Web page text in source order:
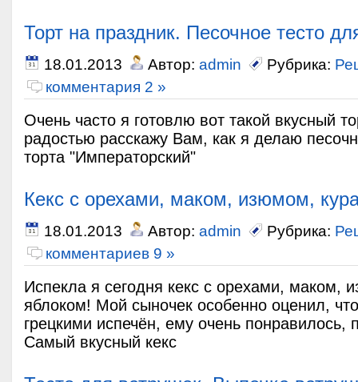
Торт на праздник. Песочное тесто
18.01.2013 Автор: admin Рубрика:
комментария 2 »
Очень часто я готовлю вот такой вкусный
радостью расскажу Вам, как я делаю
торта "Императорский"
Кекс с орехами, маком, изюмом,
18.01.2013 Автор: admin Рубрика:
комментариев 9 »
Испекла я сегодня кекс с орехами, маком,
яблоком! Мой сыночек особенно оценил,
грецкими испечён, ему очень понравилось,
Самый вкусный кекс